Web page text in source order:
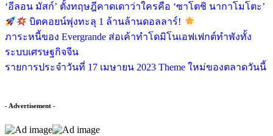
‘อีลอน มัสก์’ ตั้งทฤษฎีคาดเดาว่าใครคือ ‘ซาโตชิ นากาโมโตะ’
บิตคอยน์พุ่งทะลุ 1 ล้านล้านดอลลาร์!
ภาระหนี้ของ Evergrande ส่อเค้าทำโดมิโนเอฟเฟกต์ทำพังทั้ง
ระบบเศรษฐกิจจีน
รายการประจำวันที่ 17 เมษายน 2023 Theme ใหม่ของตลาดวันนี้
- Advertisement -